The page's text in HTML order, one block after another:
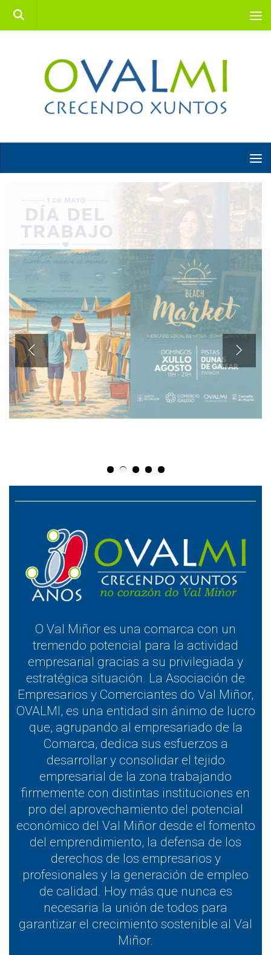
Saltar al contenido
Previous Next
O Val Miñor es una comarca con un
tremendo potencial para la actividad
empresarial gracias a su privilegiada y
estratégica situación. La Asociación de
Empresarios y Comerciantes do Val Miñor,
OVALMI, es una entidad sin ánimo de lucro
que, agrupando al empresariado de la
Comarca, dedica sus esfuerzos a
desarrollar y consolidar el tejido
empresarial de la zona trabajando
firmemente con distintas instituciones en
pro del aprovechamiento del potencial
económico del Val Miñor desde el fomento
del emprendimiento, la defensa de los
derechos de los empresarios y
profesionales y la generación de empleo
de calidad. Hoy más que nunca es
necesaria la unión de todos para
garantizar el crecimiento sostenible al Val
Miñor.